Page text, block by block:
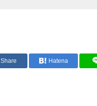
Share Hatena